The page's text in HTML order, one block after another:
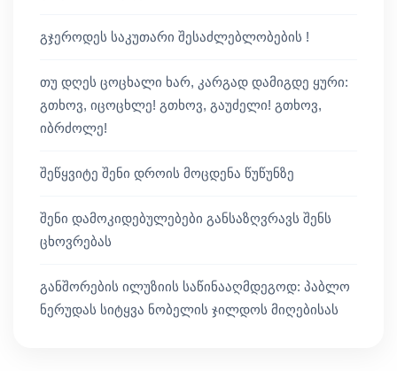
გჯეროდეს საკუთარი შესაძლებლობების !
თუ დღეს ცოცხალი ხარ, კარგად დამიგდე ყური:
გთხოვ, იცოცხლე! გთხოვ, გაუძელი! გთხოვ,
იბრძოლე!
შეწყვიტე შენი დროის მოცდენა წუწუნზე
შენი დამოკიდებულებები განსაზღვრავს შენს
ცხოვრებას
განშორების ილუზიის საწინააღმდეგოდ: პაბლო
ნერუდას სიტყვა ნობელის ჯილდოს მიღებისას